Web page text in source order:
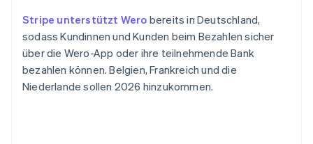
Stripe unterstützt Wero bereits in Deutschland,
sodass Kundinnen und Kunden beim Bezahlen sicher
über die Wero-App oder ihre teilnehmende Bank
bezahlen können. Belgien, Frankreich und die
Niederlande sollen 2026 hinzukommen.